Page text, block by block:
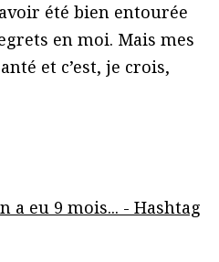
été bien entourée
en moi. Mais mes
et c’est, je crois,
a eu 9 mois... - Hashtag